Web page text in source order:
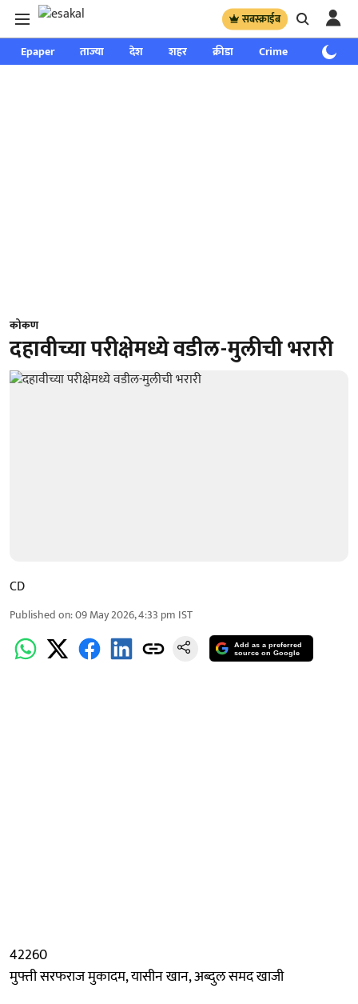
सबस्क्राईब
Epaper ताज्या देश शहर क्रीडा Crime साप्ताहिक
कोकण
दहावीच्या परीक्षेमध्ये वडील-मुलीची भरारी
CD
Published on:09 May 2026, 4:33 pm IST
Add as a preferred
source on Google
42260
मुफ्ती सरफराज मुकादम, यासीन खान, अब्दुल समद खाजी